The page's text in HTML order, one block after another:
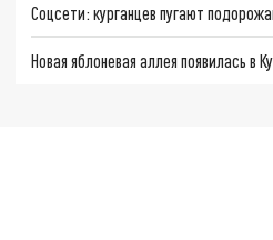
Соцсети: курганцев пугают
Новая яблоневая аллея появилась в